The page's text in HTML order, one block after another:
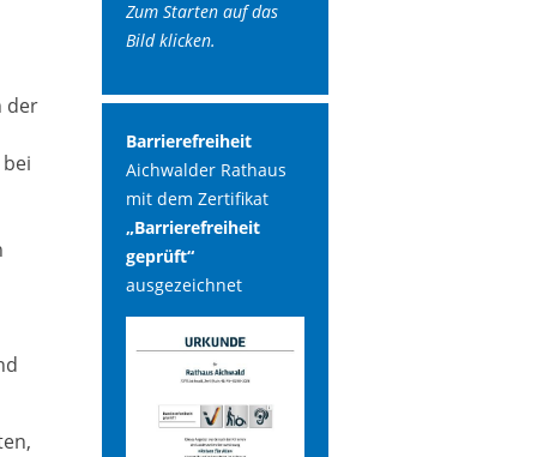
der
Zum Starten auf das
Bild klicken.
Barrierefreiheit
Aichwalder Rathaus
mit dem Zertifikat
„Barrierefreiheit
geprüft“
ausgezeichnet